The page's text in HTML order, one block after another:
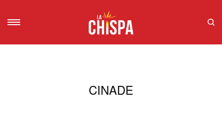
CINADE